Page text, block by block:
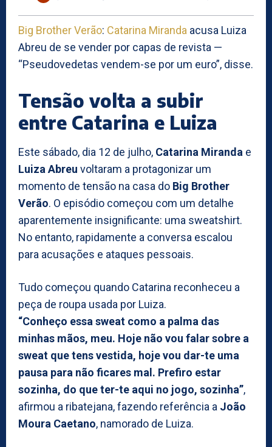
Big Brother Verão: Catarina Miranda acusa Luiza
Abreu de se vender por capas de revista —
“Pseudovedetas vendem-se por um euro”, disse.
Tensão volta a subir
entre Catarina e Luiza
Este sábado, dia 12 de julho, Catarina Miranda e
Luiza Abreu voltaram a protagonizar um
momento de tensão na casa do Big Brother
Verão. O episódio começou com um detalhe
aparentemente insignificante: uma sweatshirt.
No entanto, rapidamente a conversa escalou
para acusações e ataques pessoais.
Tudo começou quando Catarina reconheceu a
peça de roupa usada por Luiza.
“Conheço essa sweat como a palma das
minhas mãos, meu. Hoje não vou falar sobre a
sweat que tens vestida, hoje vou dar-te uma
pausa para não ficares mal. Prefiro estar
sozinha, do que ter-te aqui no jogo, sozinha”,
afirmou a ribatejana, fazendo referência a João
Moura Caetano, namorado de Luiza.